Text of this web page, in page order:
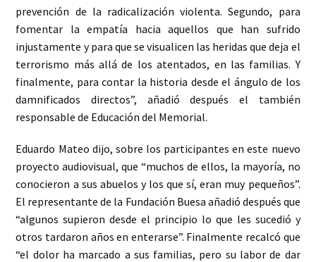
prevención de la radicalización violenta. Segundo, para
fomentar la empatía hacia aquellos que han sufrido
injustamente y para que se visualicen las heridas que deja el
terrorismo más allá de los atentados, en las familias. Y
finalmente, para contar la historia desde el ángulo de los
damnificados directos”, añadió después el también
responsable de Educación del Memorial.
Eduardo Mateo dijo, sobre los participantes en este nuevo
proyecto audiovisual, que “muchos de ellos, la mayoría, no
conocieron a sus abuelos y los que sí, eran muy pequeños”.
El representante de la Fundación Buesa añadió después que
“algunos supieron desde el principio lo que les sucedió y
otros tardaron años en enterarse”. Finalmente recalcó que
“el dolor ha marcado a sus familias, pero su labor de dar